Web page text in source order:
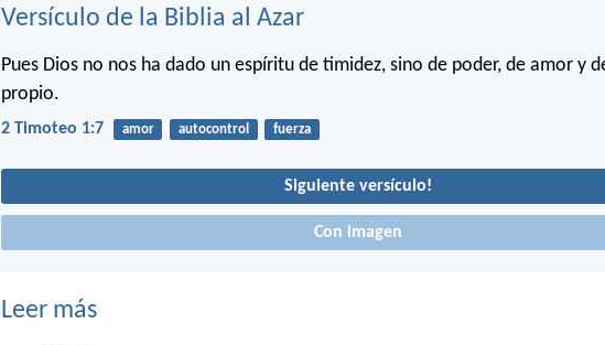
Versículo de la Biblia al Azar
Pues Dios no nos ha dado un espíritu de timidez, sino de poder, de amor y
propio.
2 Timoteo 1:7 amor autocontrol fuerza
Siguiente versículo!
Con imagen
Leer más